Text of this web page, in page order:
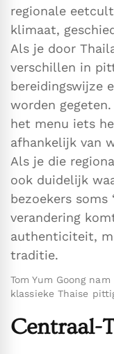
regionale
klimaat,
Als je door
verschillen in
bereidingswijze
worden
het menu iets
afhankelijk van
Als je die
ook duidelijk
bezoekers soms
verandering
authenticiteit,
traditie.
Tom Yum Goong
klassieke Thaise
Centraal-